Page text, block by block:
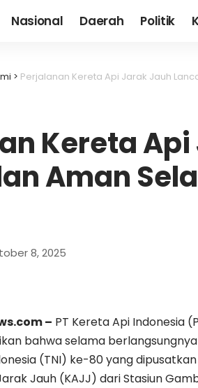
Nasional Daerah Politik
> Perjalanan Kereta Api Jarak Jauh
Kereta
Aman
8, 2025
– PT Kereta Api Indonesia
bahwa selama
(TNI) ke-80 yang
Jauh (KAJJ) dari Stasiun